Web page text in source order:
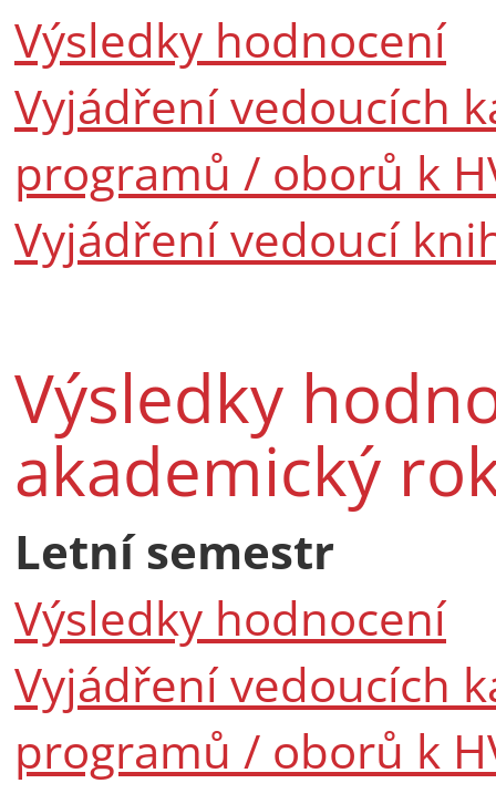
Výsledky hodnocení
Vyjádření vedoucích
programů / oborů k
Vyjádření vedoucí
Výsledky
akademický
Letní semestr
Výsledky hodnocení
Vyjádření vedoucích
programů / oborů k